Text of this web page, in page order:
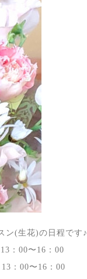
ン(生花)の日程です♪
：00〜16：00
：00〜16：00